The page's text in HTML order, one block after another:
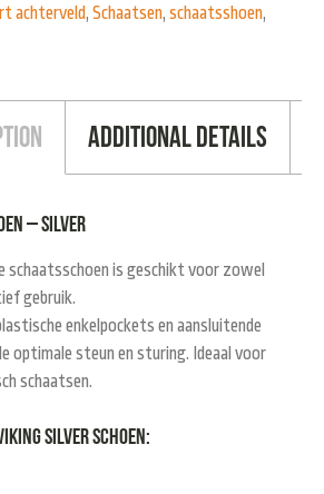
achterveld, Schaatsen, schaatsshoen,
Additional Details
– silver
schaatsschoen is geschikt voor zowel
gebruik.
enkelpockets en aansluitende
optimale steun en sturing. Ideaal voor
schaatsen.
silver schoen: